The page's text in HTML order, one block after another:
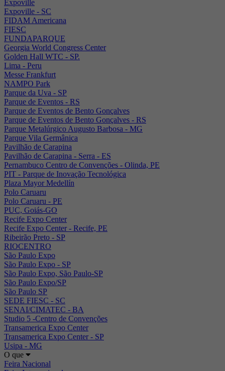
Expoville
Expoville - SC
FIDAM Americana
FIESC
FUNDAPARQUE
Georgia World Congress Center
Golden Hall WTC - SP.
Lima - Peru
Messe Frankfurt
NAMPO Park
Parque da Uva - SP
Parque de Eventos - RS
Parque de Eventos de Bento Gonçalves
Parque de Eventos de Bento Gonçalves - RS
Parque Metalúrgico Augusto Barbosa - MG
Parque Vila Germânica
Pavilhão de Carapina
Pavilhão de Carapina - Serra - ES
Pernambuco Centro de Convenções - Olinda, PE
PIT - Parque de Inovação Tecnológica
Plaza Mayor Medellín
Polo Caruaru
Polo Caruaru - PE
PUC, Goiás-GO
Recife Expo Center
Recife Expo Center - Recife, PE
Ribeirão Preto - SP
RIOCENTRO
São Paulo Expo
São Paulo Expo - SP
São Paulo Expo, São Paulo-SP
São Paulo Expo/SP
São Paulo SP
SEDE FIESC - SC
SENAI/CIMATEC - BA
Studio 5 -Centro de Convenções
Transamerica Expo Center
Transamerica Expo Center - SP
Usipa - MG
O que
Feira Nacional